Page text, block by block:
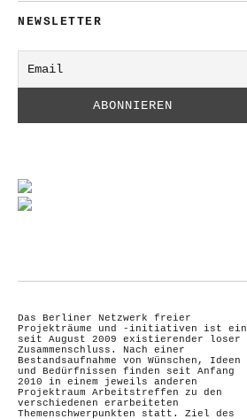
NEWSLETTER
Das Berliner Netzwerk freier
Projekträume und -initiativen ist ein
seit August 2009 existierender loser
Zusammenschluss. Nach einer
Bestandsaufnahme von Wünschen, Ideen
und Bedürfnissen finden seit Anfang
2010 in einem jeweils anderen
Projektraum Arbeitstreffen zu den
verschiedenen erarbeiteten
Themenschwerpunkten statt. Ziel des